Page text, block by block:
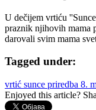
U dečijem vrtiću
praznik njihovih mama
darovali svim mama
Tagged under:
vrtić sunce priredba 8.
Enjoyed this article?